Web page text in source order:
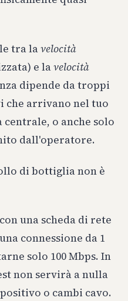
tra lavelocità
e lavelocità
dipende da troppi
che arrivano nel tuo
o anche solo
dall'operatore.
di bottiglia non è
una scheda di rete
connessione da 1
solo 100 Mbps. In
non servirà a nulla
o cambi cavo.